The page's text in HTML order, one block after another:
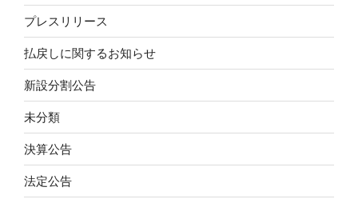
プレスリリース
払戻しに関するお知らせ
新設分割公告
未分類
決算公告
法定公告